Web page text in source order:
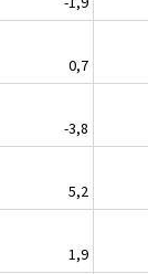
0,7
-3,8
5,2
1,9